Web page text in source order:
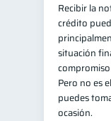
Recibir la
crédito
situación
Pero no es
puedes
ocasión.